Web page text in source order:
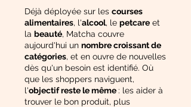
​Déjà déployée sur les courses
alimentaires, l'alcool, le petcare et
la beauté, Matcha couvre
aujourd'hui un nombre croissant de
catégories, et en ouvre de nouvelles
dès qu'un besoin est identifié. Où
que les shoppers naviguent,
l'objectif reste le même : les aider à
trouver le bon produit, plus